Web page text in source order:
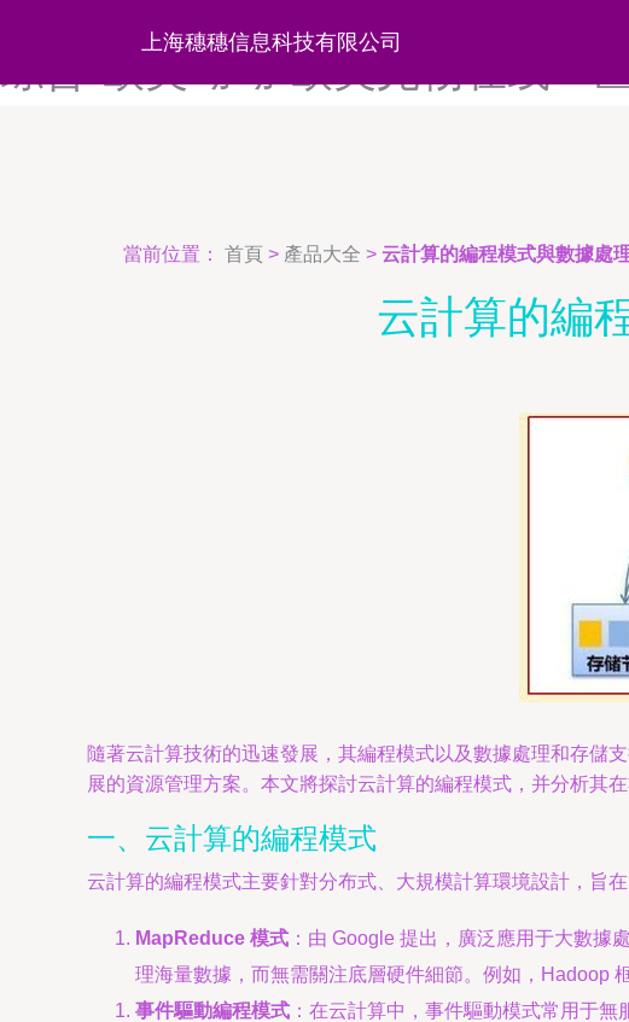
欧美淫乱网-欧美淫片-欧美淫网
上海穗穗信息科技有限公司
當前位置： 首頁 > 產品大全 > 云計算的編程模式與數據處
云計算的編
隨著云計算技術的迅速發展，其編程模式以及數據處理和存儲
展的資源管理方案。本文將探討云計算的編程模式，并分析其
一、云計算的編程模式
云計算的編程模式主要針對分布式、大規模計算環境設計，旨
MapReduce 模式 ：由 Google 提出，廣泛應用于大數
理海量數據，而無需關注底層硬件細節。例如，Hadoop
事件驅動編程模式 ：在云計算中，事件驅動模式常用于